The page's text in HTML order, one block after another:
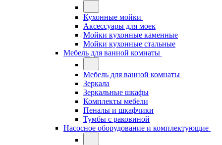
Кухонные мойки
Аксессуары для моек
Мойки кухонные каменные
Мойки кухонные стальные
Мебель для ванной комнаты
Мебель для ванной комнаты
Зеркала
Зеркальные шкафы
Комплекты мебели
Пеналы и шкафчики
Тумбы с раковиной
Насосное оборудование и комплектующие